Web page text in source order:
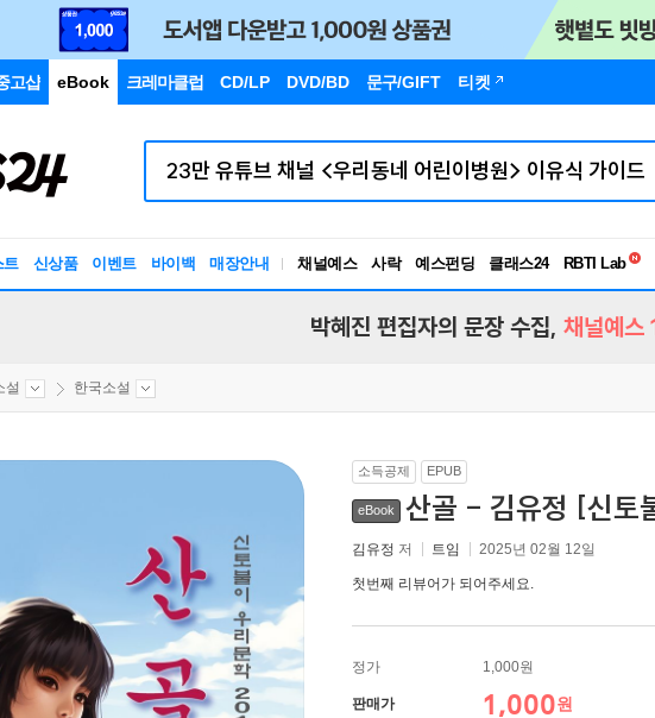
고샵 eBook 크레마클럽 CD/LP DVD/BD 문구/GIFT 티켓
트 신상품 이벤트 바이백 매장안내 채널예스 사락 예스펀딩 클래스24
독서유형검사
박혜진 편집자의 문장 수집, 채널예스
설 한국소설
소득공제 EPUB
eBook 산골 - 김유정 [신토
김유정 저 트임 2025년 02월 12일
첫번째 리뷰어가 되어주세요.
정가 1,000원
판매가 1,000원